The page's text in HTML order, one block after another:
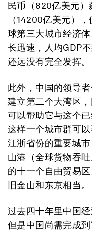
民币（820亿美元
（14200亿美元）
球第三大城市经济
长迅速，人均GDP
还远没有完全发挥。
此外，中国的领导
建立第二个大湾区
可以帮助它与这个已
这样一个城市群可
江浙省份的重要城
山港（全球货物吞
的十一个自由贸易
旧金山和东京相当。
过去四十年里中国经
但是中国尚需完成